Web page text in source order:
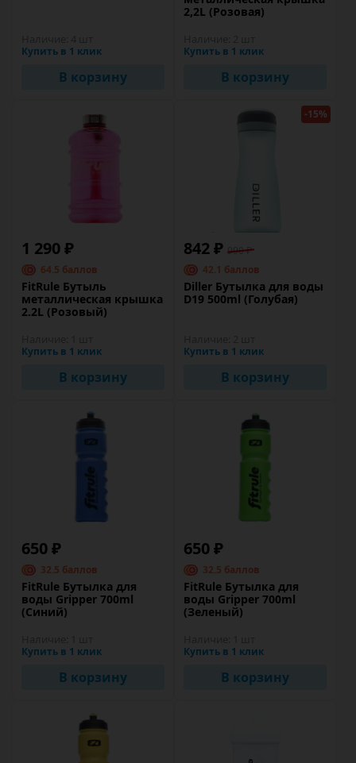
Купить в 1 клик
В корзину
2,2L (Розовая)
Купить в 1 клик
В корзину
1 290 ₽
64.5 баллов
FitRule Бутыль
металлическая крышка
2.2L (Розовый)
Купить в 1 клик
В корзину
-15%
842 ₽ 990 ₽
42.1 баллов
Diller Бутылка для воды
D19 500ml (Голубая)
Купить в 1 клик
В корзину
650 ₽
32.5 баллов
FitRule Бутылка для
воды Gripper 700ml
(Синий)
Купить в 1 клик
В корзину
650 ₽
32.5 баллов
FitRule Бутылка для
воды Gripper 700ml
(Зеленый)
Купить в 1 клик
В корзину